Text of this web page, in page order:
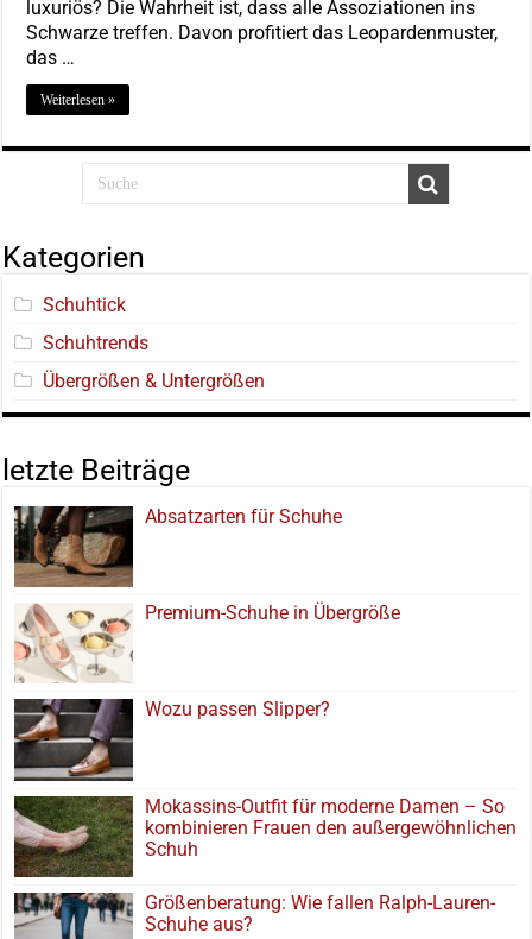
luxuriös? Die Wahrheit ist, dass alle Assoziationen ins
Schwarze treffen. Davon profitiert das Leopardenmuster,
das …
Weiterlesen »
Kategorien
Schuhtick
Schuhtrends
Übergrößen & Untergrößen
letzte Beiträge
Absatzarten für Schuhe
Premium-Schuhe in Übergröße
Wozu passen Slipper?
Mokassins-Outfit für moderne Damen – So
kombinieren Frauen den außergewöhnlichen
Schuh
Größenberatung: Wie fallen Ralph-Lauren-
Schuhe aus?